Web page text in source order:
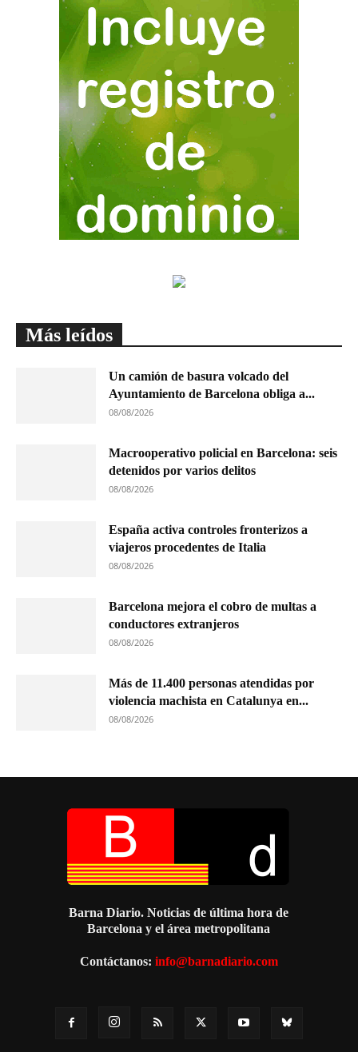
Más leídos
Un camión de basura volcado del
Ayuntamiento de Barcelona obliga a...
08/08/2026
Macrooperativo policial en Barcelona: seis
detenidos por varios delitos
08/08/2026
España activa controles fronterizos a
viajeros procedentes de Italia
08/08/2026
Barcelona mejora el cobro de multas a
conductores extranjeros
08/08/2026
Más de 11.400 personas atendidas por
violencia machista en Catalunya en...
08/08/2026
Barna Diario. Noticias de última hora de
Barcelona y el área metropolitana
Contáctanos: info@barnadiario.com